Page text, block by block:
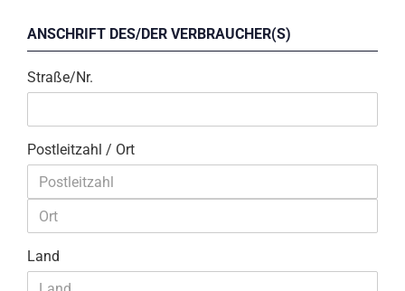
ANSCHRIFT DES/DER VERBRAUCHER(S)
Straße/Nr.
Postleitzahl / Ort
Land